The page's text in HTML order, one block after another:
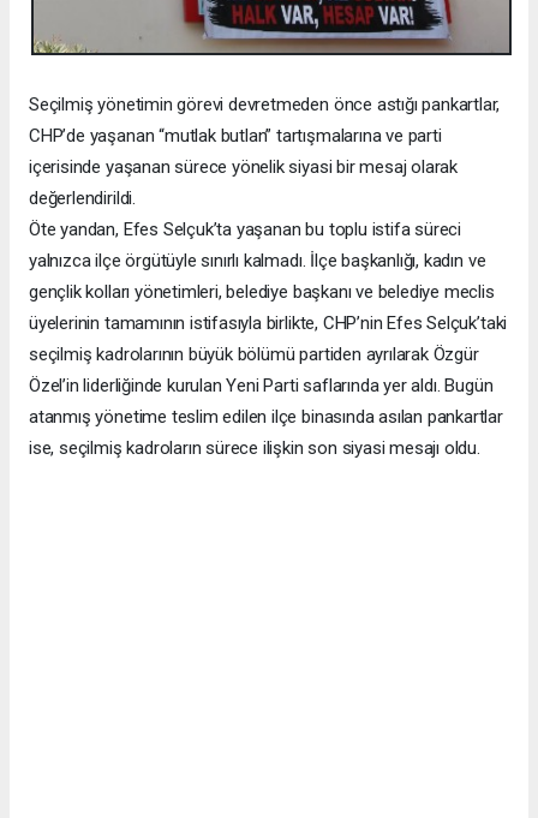
Seçilmiş yönetimin görevi devretmeden önce astığı pankartlar,
CHP’de yaşanan “mutlak butlan” tartışmalarına ve parti
içerisinde yaşanan sürece yönelik siyasi bir mesaj olarak
değerlendirildi.
Öte yandan, Efes Selçuk’ta yaşanan bu toplu istifa süreci
yalnızca ilçe örgütüyle sınırlı kalmadı. İlçe başkanlığı, kadın ve
gençlik kolları yönetimleri, belediye başkanı ve belediye meclis
üyelerinin tamamının istifasıyla birlikte, CHP’nin Efes Selçuk’taki
seçilmiş kadrolarının büyük bölümü partiden ayrılarak Özgür
Özel’in liderliğinde kurulan Yeni Parti saflarında yer aldı. Bugün
atanmış yönetime teslim edilen ilçe binasında asılan pankartlar
ise, seçilmiş kadroların sürece ilişkin son siyasi mesajı oldu.